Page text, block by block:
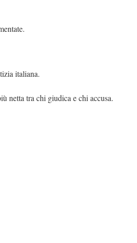
italiana.
netta tra chi giudica e chi accusa.